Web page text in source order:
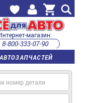
магазин:
8-800-333-07-90
с 9:00 до 22:00 (пн-пт)